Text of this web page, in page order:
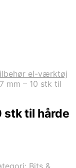
el-værktøj
mm – 10 stk til
stk til hårde